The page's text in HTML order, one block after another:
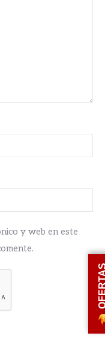
y web en este